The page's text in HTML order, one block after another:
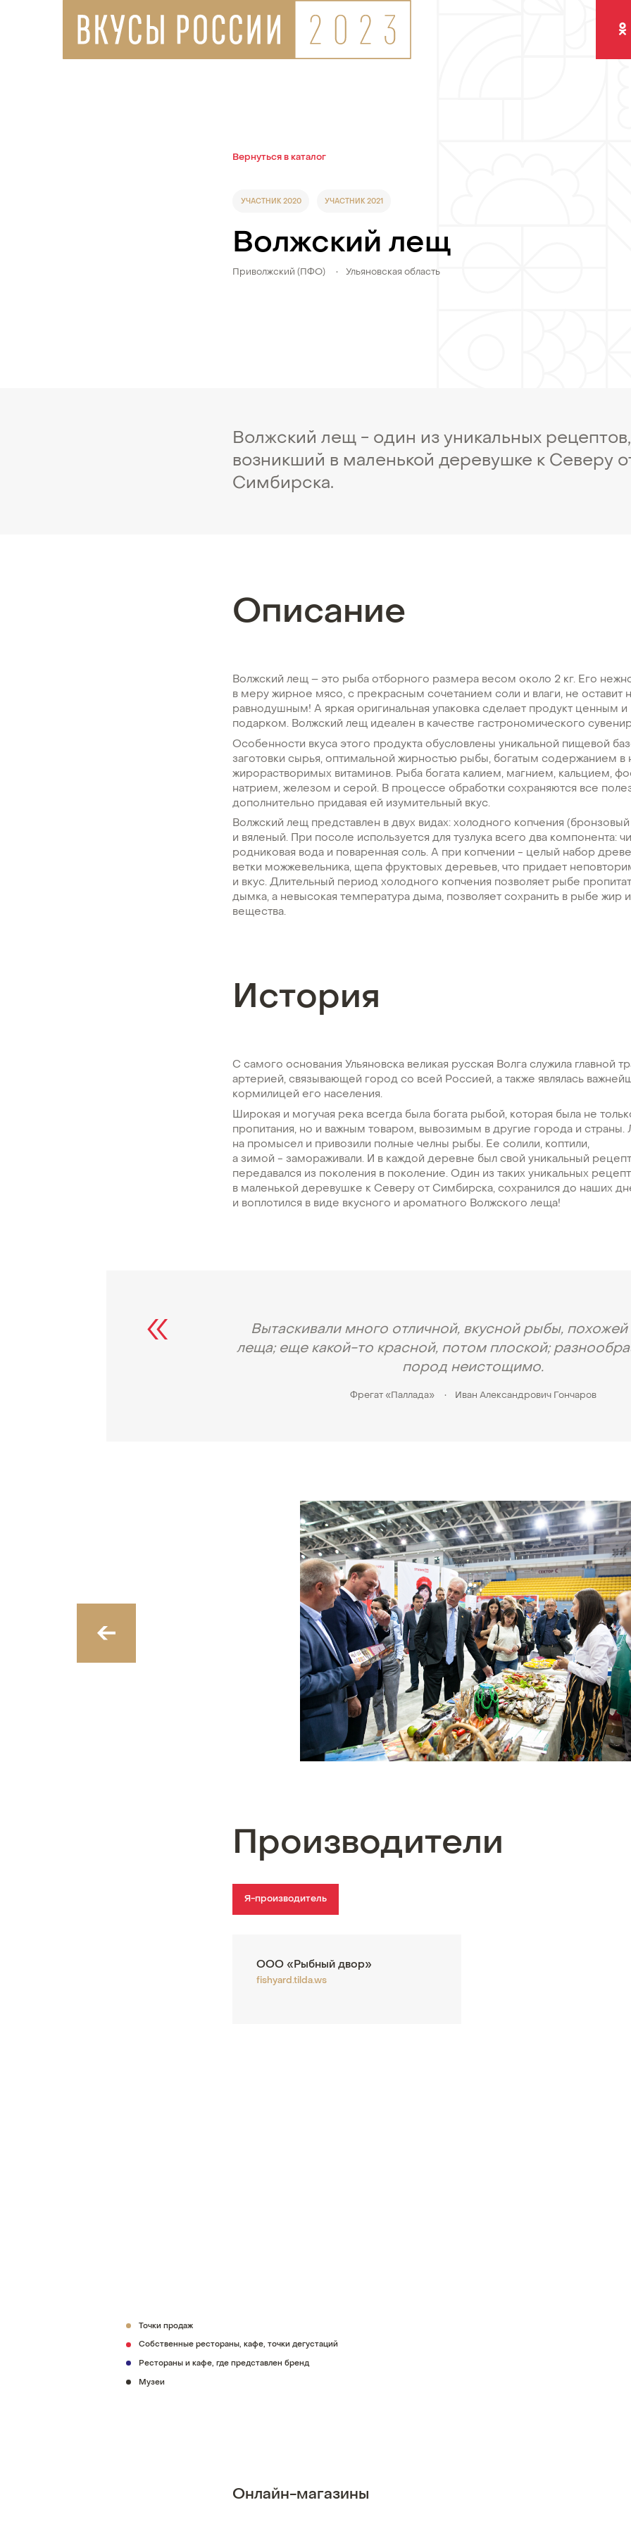
Вернуться в каталог
УЧАСТНИК 2020 УЧАСТНИК 2021
Волжский лещ
Приволжский (ПФО) • Ульяновская область
Волжский лещ - один из уникальных рецептов,
возникший в маленькой деревушке к Северу
Симбирска.
Описание
Волжский лещ – это рыба отборного размера весом около 2 кг. Его
в меру жирное мясо, с прекрасным сочетанием соли и влаги, не оставит
равнодушным! А яркая оригинальная упаковка сделает продукт ценным
подарком. Волжский лещ идеален в качестве гастрономического
Особенности вкуса этого продукта обусловлены уникальной пищевой
заготовки сырья, оптимальной жирностью рыбы, богатым содержанием в
жирорастворимых витаминов. Рыба богата калием, магнием, кальцием,
натрием, железом и серой. В процессе обработки сохраняются все
дополнительно придавая ей изумительный вкус.
Волжский лещ представлен в двух видах: холодного копчения
и вяленый. При посоле используется для тузлука всего два компонента:
родниковая вода и поваренная соль. А при копчении - целый набор
ветки можжевельника, щепа фруктовых деревьев, что придает
и вкус. Длительный период холодного копчения позволяет рыбе
дымка, а невысокая температура дыма, позволяет сохранить в рыбе жир
вещества.
История
С самого основания Ульяновска великая русская Волга служила главной
артерией, связывающей город со всей Россией, а также являлась
кормилицей его населения.
Широкая и могучая река всегда была богата рыбой, которая была не
пропитания, но и важным товаром, вывозимым в другие города и
на промысел и привозили полные челны рыбы. Ее солили, коптили,
а зимой - замораживали. И в каждой деревне был свой уникальный
передавался из поколения в поколение. Один из таких уникальных
в маленькой деревушке к Северу от Симбирска, сохранился до наших
и воплотился в виде вкусного и ароматного Волжского леща!
Вытаскивали много отличной, вкусной рыбы,
леща; еще какой-то красной, потом плоской;
пород неистощимо.
Фрегат «Паллада» • Иван Александрович Гончаров
‹
Производители
Я-производитель
ООО «Рыбный двор»
fishyard.tilda.ws
Точки продаж
Собственные рестораны, кафе, точки дегустаций
Рестораны и кафе, где представлен бренд
Музеи
Онлайн-магазины